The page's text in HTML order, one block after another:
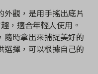
觀，是用手搖出底片
，適合年輕人使用。
隨時拿出來捕捉美好的
選擇，可以根據自己的